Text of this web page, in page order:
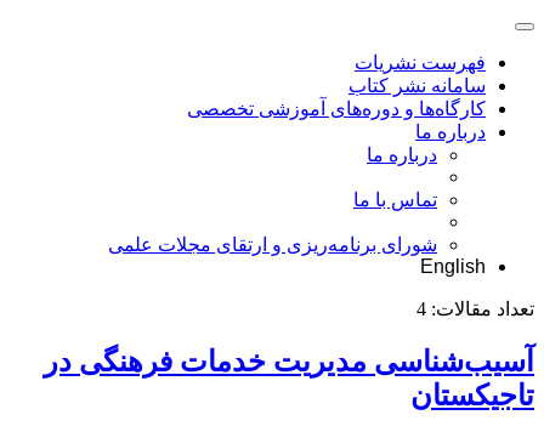
فهرست نشریات
سامانه نشر کتاب
کارگاه‌ها و دوره‌های آموزشی تخصصی
درباره ما
درباره ما
تماس با ما
شورای برنامه‌ریزی و ارتقای مجلات علمی
English
تعداد مقالات: 4
آسیب‌شناسی مدیریت خدمات فرهنگی در
تاجیکستان